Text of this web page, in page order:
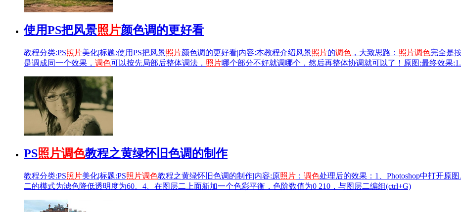
使用PS把风景照片颜色调的更好看
教程分类:PS照片美化|标题:使用PS把风景照片颜色调的更好看|内容:本教程介绍风景照片的调色 ，大致思路： 照片调色完全是
是调成同一个效果， 调色可以按先局部后整体调法， 照片哪个部分不好就调哪个，然后再整体协调就可以了！原图:最终效果
PS照片调色教程之黄绿怀旧色调的制作
教程分类:PS照片美化|标题:PS照片调色教程之黄绿怀旧色调的制作|内容:原照片 ： 调色处理后的效果：1、Photoshop中打开原
二的模式为滤色降低透明度为60。4、在图层二上面新加一个色彩平衡，色阶数值为0 210，与图层二编组(ctrl+G)